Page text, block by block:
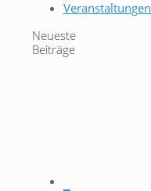
Veranstaltungen
Neueste
Beiträge